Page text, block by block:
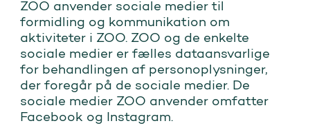
ZOO anvender sociale medier til
formidling og kommunikation om
aktiviteter i ZOO. ZOO og de enkelte
sociale medier er fælles dataansvarlige
for behandlingen af personoplysninger,
der foregår på de sociale medier. De
sociale medier ZOO anvender omfatter
Facebook og Instagram.